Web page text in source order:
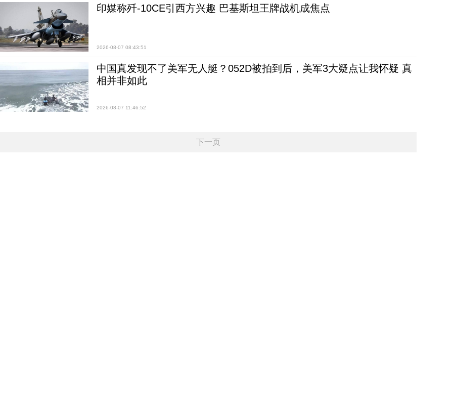
印媒称歼-10CE引西方兴趣 巴基斯坦王牌战机成焦点
2026-08-07 08:43:51
中国真发现不了美军无人艇？052D被拍到后，美军3大疑点让我怀疑 真
相并非如此
2026-08-07 11:46:52
下一页